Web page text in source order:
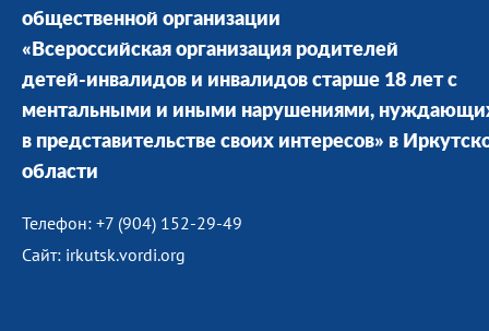
общественной организации
«Всероссийская организация родителей
детей-инвалидов и инвалидов старше 18 лет с
ментальными и иными нарушениями,
в представительстве своих интересов» в
области
Телефон: +7 (904) 152-29-49
Сайт: irkutsk.vordi.org